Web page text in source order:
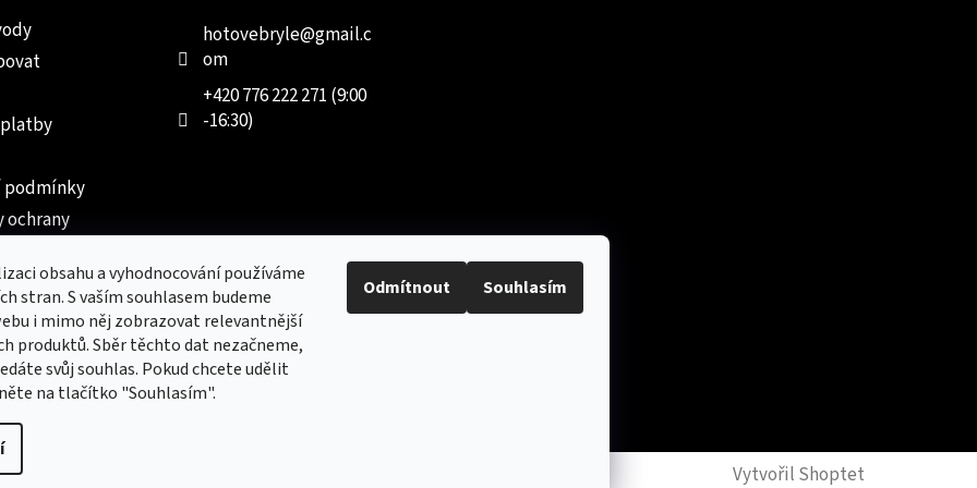
obsahu a vyhodnocování používáme
stran. S vaším souhlasem budeme
i mimo něj zobrazovat relevantnější
produktů. Sběr těchto dat nezačneme,
svůj souhlas. Pokud chcete udělit
na tlačítko "Souhlasím".
Odmítnout Souhlasím
podmínky
ochrany
hotovebryle@gmail.c
om
+420 776 222 271 (9:00
-16:30)
obchod s batohy, cestovními zavazadly, tašky a peněženky
Vytvořil Shoptet